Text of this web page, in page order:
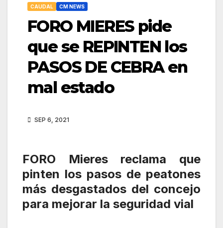
CAUDAL CM NEWS
FORO MIERES pide
que se REPINTEN los
PASOS DE CEBRA en
mal estado
SEP 6, 2021
FORO Mieres reclama que
pinten los pasos de peatones
más desgastados del concejo
para mejorar la seguridad vial